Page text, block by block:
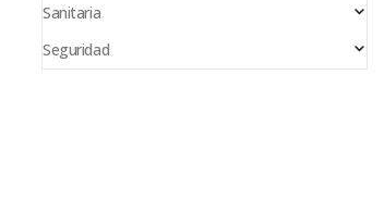
Sanitaria
Seguridad